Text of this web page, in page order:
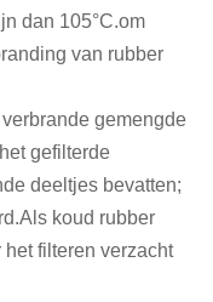
dan 105°C.om
van rubber
gemengde
gefilterde
deeltjes bevatten;
koud rubber
filteren verzacht